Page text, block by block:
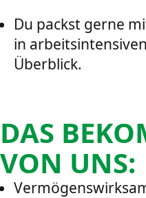
Du packst gerne
in
Überblick.
DAS
VON UNS: